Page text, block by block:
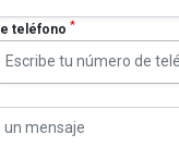
teléfono *